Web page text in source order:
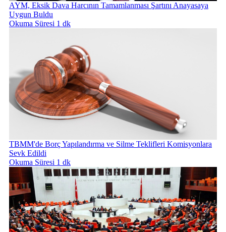
AYM, Eksik Dava Harcının Tamamlanması Şartını Anayasaya
Uygun Buldu
Okuma Süresi 1 dk
TBMM'de Borç Yapılandırma ve Silme Teklifleri Komisyonlara
Sevk Edildi
Okuma Süresi 1 dk